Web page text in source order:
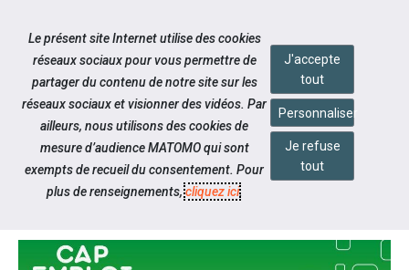
Aller au contenu
Notre actualité
"NE PERDEZ PAS LE CAP!"
Le présent site Internet utilise des cookies
réseaux sociaux pour vous permettre de
partager du contenu de notre site sur les
réseaux sociaux et visionner des vidéos. Par
ailleurs, nous utilisons des cookies de
mesure d’audience MATOMO qui sont
exempts de recueil du consentement. Pour
plus de renseignements,cliquez ici.
J'accepte
tout
Personnaliser
Je refuse
tout